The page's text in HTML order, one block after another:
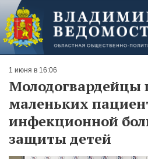
1 июня в 16:06
Молодогвардейцы
маленьких
инфекционной
защиты детей